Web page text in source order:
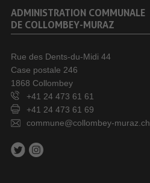
ADMINISTRATION COMMUNALE
DE COLLOMBEY-MURAZ
Rue des Dents-du-Midi 44
Case postale 246
1868 Collombey
+41 24 473 61 61
+41 24 473 61 69
commune@collombey-muraz.ch